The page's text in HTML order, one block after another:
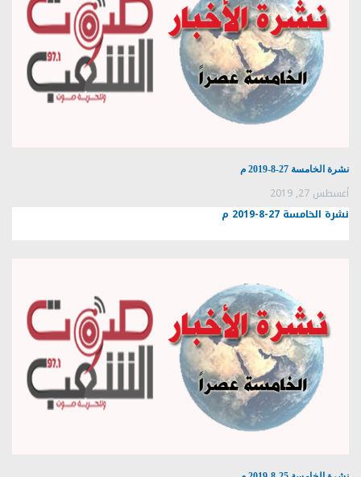
نشرة الخامسة 27-8-2019 م
أغسطس 27, 2019
نشرة الخامسة 27-8-2019 م